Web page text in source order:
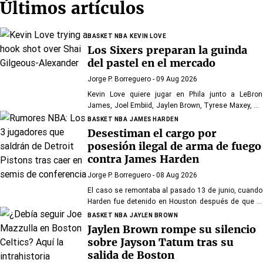
Últimos artículos
BASKET NBA KEVIN LOVE
Los Sixers preparan la guinda
del pastel en el mercado
Jorge P. Borreguero - 09 Aug 2026
Kevin Love quiere jugar en Phila junto a LeBron
James, Joel Embiid, Jaylen Brown, Tyrese Maxey, VJ
Edgecombe, Anfernee Simons y compañía
BASKET NBA JAMES HARDEN
Desestiman el cargo por
posesión ilegal de arma de fuego
contra James Harden
Jorge P. Borreguero - 08 Aug 2026
El caso se remontaba al pasado 13 de junio, cuando
Harden fue detenido en Houston después de que la
policía encontrara una pistola en su vehículo
BASKET NBA JAYLEN BROWN
Jaylen Brown rompe su silencio
sobre Jayson Tatum tras su
salida de Boston